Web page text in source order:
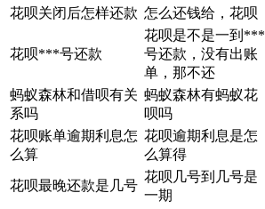
花呗关闭后怎样还款 怎么还钱给，花呗
花呗***号还款
花呗是不是一到***
号还款，没有出账
单，那不还
蚂蚁森林和借呗有关
系吗
蚂蚁森林有蚂蚁花
呗吗
花呗账单逾期利息怎
么算
花呗逾期利息是怎
么算得
花呗最晚还款是几号
花呗几号到几号是
一期